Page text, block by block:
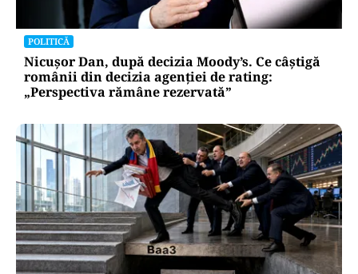
POLITICĂ
Nicușor Dan, după decizia Moody’s. Ce câștigă
românii din decizia agenției de rating:
„Perspectiva rămâne rezervată”